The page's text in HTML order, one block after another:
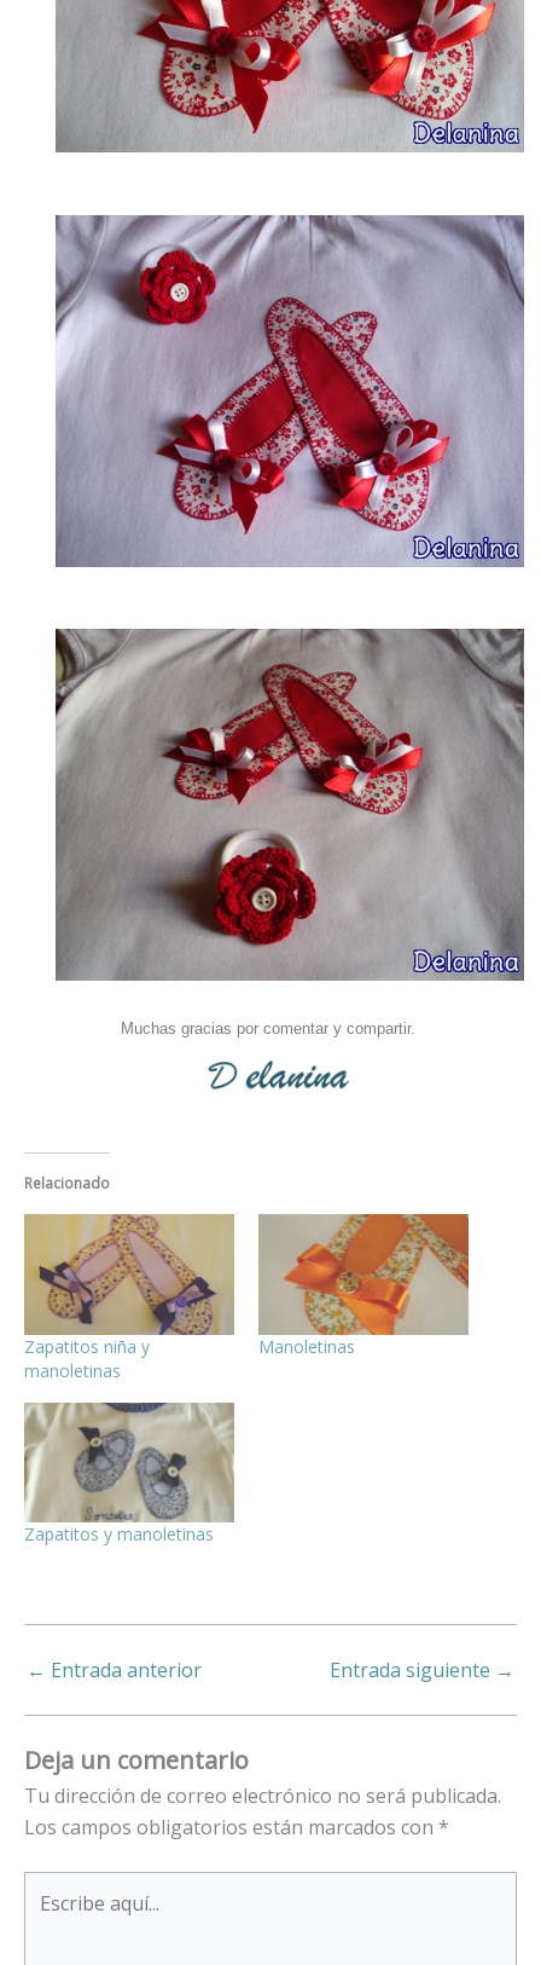
Muchas gracias por comentar y compartir.
Relacionado
Zapatitos niña y
manoletinas
Manoletinas
Zapatitos y manoletinas
← Entrada anterior Entrada siguiente →
Deja un comentario
Tu dirección de correo electrónico no será publicada.
Los campos obligatorios están marcados con *
aquí...